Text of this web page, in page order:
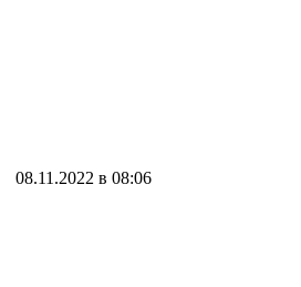
08.11.2022 в 08:06